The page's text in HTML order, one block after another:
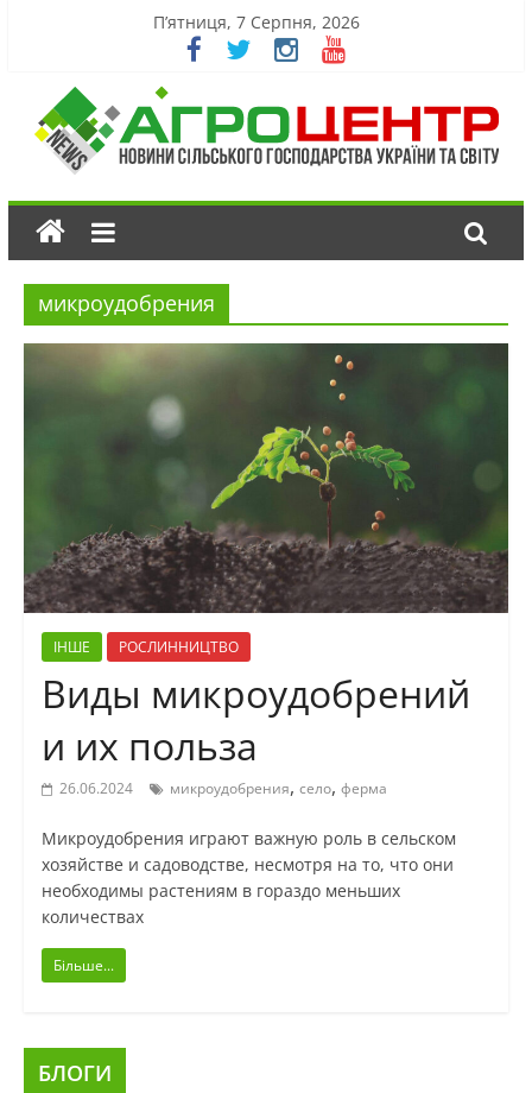
П’ятниця, 7 Серпня, 2026
микроудобрения
ІНШЕ РОСЛИННИЦТВО
Виды микроудобрений
и их польза
26.06.2024 микроудобрения, село, ферма
Микроудобрения играют важную роль в сельском
хозяйстве и садоводстве, несмотря на то, что они
необходимы растениям в гораздо меньших
количествах
Більше...
БЛОГИ